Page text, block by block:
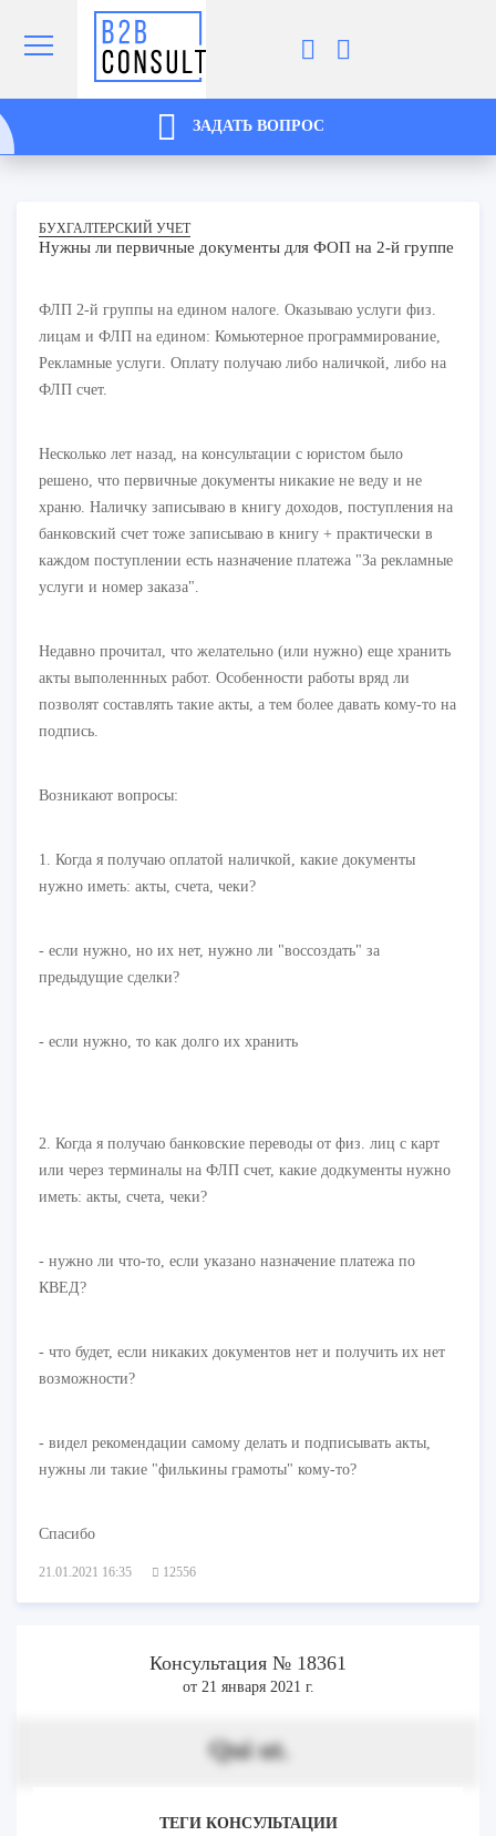
ЗАДАТЬ ВОПРОС
БУХГАЛТЕРСКИЙ УЧЕТ
Нужны ли первичные документы для ФОП на 2-й группе
ФЛП 2-й группы на едином налоге. Оказываю услуги физ.
лицам и ФЛП на едином: Комьютерное программирование,
Рекламные услуги. Оплату получаю либо наличкой, либо на
ФЛП счет.
Несколько лет назад, на консультации с юристом было
решено, что первичные документы никакие не веду и не
храню. Наличку записываю в книгу доходов, поступления на
банковский счет тоже записываю в книгу + практически в
каждом поступлении есть назначение платежа "За рекламные
услуги и номер заказа".
Недавно прочитал, что желательно (или нужно) еще хранить
акты выполеннных работ. Особенности работы вряд ли
позволят составлять такие акты, а тем более давать кому-то на
подпись.
Возникают вопросы:
1. Когда я получаю оплатой наличкой, какие документы
нужно иметь: акты, счета, чеки?
- если нужно, но их нет, нужно ли "воссоздать" за
предыдущие сделки?
- если нужно, то как долго их хранить
2. Когда я получаю банковские переводы от физ. лиц с карт
или через терминалы на ФЛП счет, какие додкументы нужно
иметь: акты, счета, чеки?
- нужно ли что-то, если указано назначение платежа по
КВЕД?
- что будет, если никаких документов нет и получить их нет
возможности?
- видел рекомендации самому делать и подписывать акты,
нужны ли такие "филькины грамоты" кому-то?
Спасибо
21.01.2021 16:35 12556
Консультация № 18361
от 21 января 2021 г.
Qui ut.
ТЕГИ КОНСУЛЬТАЦИИ